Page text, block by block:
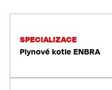
SPECIALIZACE
Plynové kotle ENBRA